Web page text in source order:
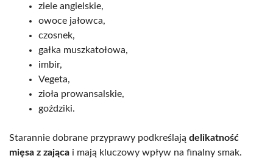
ziele angielskie,
owoce jałowca,
czosnek,
gałka muszkatołowa,
imbir,
Vegeta,
zioła prowansalskie,
goździki.
Starannie dobrane przyprawy podkreślają delikatność
mięsa z zająca i mają kluczowy wpływ na finalny smak.